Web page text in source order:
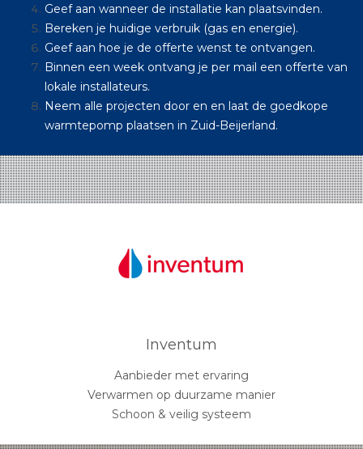
Geef aan wanneer de installatie kan plaatsvinden.
Bereken je huidige verbruik (gas en energie).
Geef aan hoe je de offerte wenst te ontvangen.
Binnen een week ontvang je per mail een offerte van
lokale installateurs.
Neem alle projecten door en en laat de goedkope
warmtepomp plaatsen in Zuid-Beijerland.
Inventum
Aanbieder met ervaring
Verwarmen op duurzame manier
Schoon & veilig systeem